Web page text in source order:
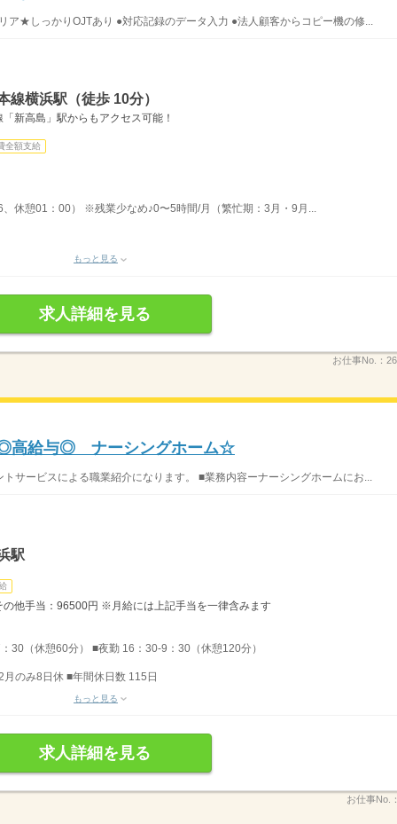
ア★しっかりOJTあり ●対応記録のデータ入力 ●法人顧客からコピー機の修...
線横浜駅（徒歩 10分）
新高島」駅からもアクセス可能！
全額支給
休憩01：00） ※残業少なめ♪0〜5時間/月（繁忙期：3月・9月...
もっと見る
求人詳細を見る
お仕事No.：
◎高給与◎ ナーシングホーム☆
サービスによる職業紹介になります。 ■業務内容ーナーシングホームにお...
駅
の他手当：96500円 ※月給には上記手当を一律含みます
30（休憩60分） ■夜勤 16：30-9：30（休憩120分）
のみ8日休 ■年間休日数 115日
もっと見る
求人詳細を見る
お仕事No.：